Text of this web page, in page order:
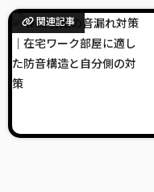
関連記事